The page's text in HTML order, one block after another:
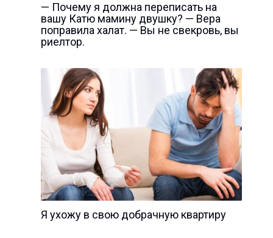
— Почему я должна переписать на
вашу Катю мамину двушку? — Вера
поправила халат. — Вы не свекровь, вы
риелтор.
Я ухожу в свою добрачную квартиру